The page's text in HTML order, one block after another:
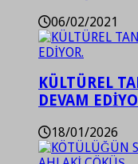
06/02/2021
KÜLTÜREL
DEVAM
18/01/2026